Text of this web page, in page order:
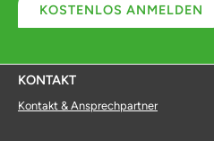
KOSTENLOS ANMELDEN
KONTAKT
Kontakt & Ansprechpartner